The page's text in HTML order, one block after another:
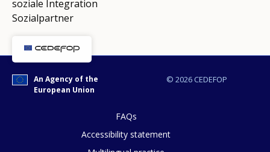
soziale Integration
Sozialpartner
© 2026 CEDEFOP
An Agency of the
European Union
FAQs
Accessibility statement